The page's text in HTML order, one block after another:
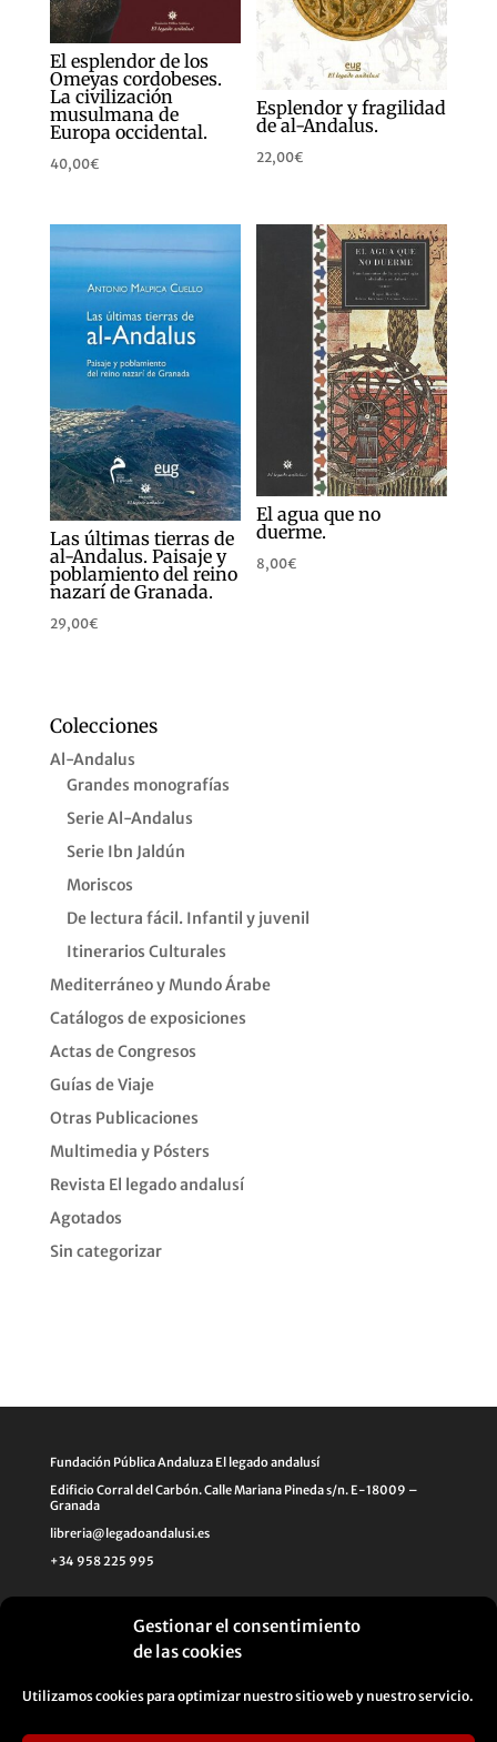
Gestionar el consentimiento
de las cookies
Utilizamos cookies para optimizar nuestro sitio web y nuestro servicio.
El esplendor de los
Omeyas cordobeses.
La civilización
musulmana de
Europa occidental.
40,00€
Esplendor y fragilidad
de al-Andalus.
22,00€
Las últimas tierras de
al-Andalus. Paisaje y
poblamiento del reino
nazarí de Granada.
29,00€
El agua que no
duerme.
8,00€
Colecciones
Al-Andalus
Grandes monografías
Serie Al-Andalus
Serie Ibn Jaldún
Moriscos
De lectura fácil. Infantil y juvenil
Itinerarios Culturales
Mediterráneo y Mundo Árabe
Catálogos de exposiciones
Actas de Congresos
Guías de Viaje
Otras Publicaciones
Multimedia y Pósters
Revista El legado andalusí
Agotados
Sin categorizar
Fundación Pública Andaluza El legado andalusí
Edificio Corral del Carbón. Calle Mariana Pineda s/n. E-18009 –
Granada
libreria@legadoandalusi.es
+34 958 225 995